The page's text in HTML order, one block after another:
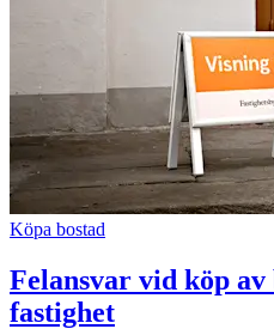
Köpa bostad
Felansvar vid köp av
fastighet